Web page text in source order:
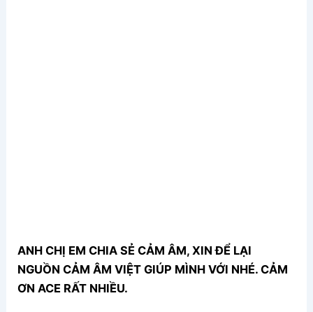
ANH CHỊ EM CHIA SẺ CẢM ÂM, XIN ĐỂ LẠI
NGUỒN CẢM ÂM VIỆT GIÚP MÌNH VỚI NHÉ. CẢM
ƠN ACE RẤT NHIỀU.